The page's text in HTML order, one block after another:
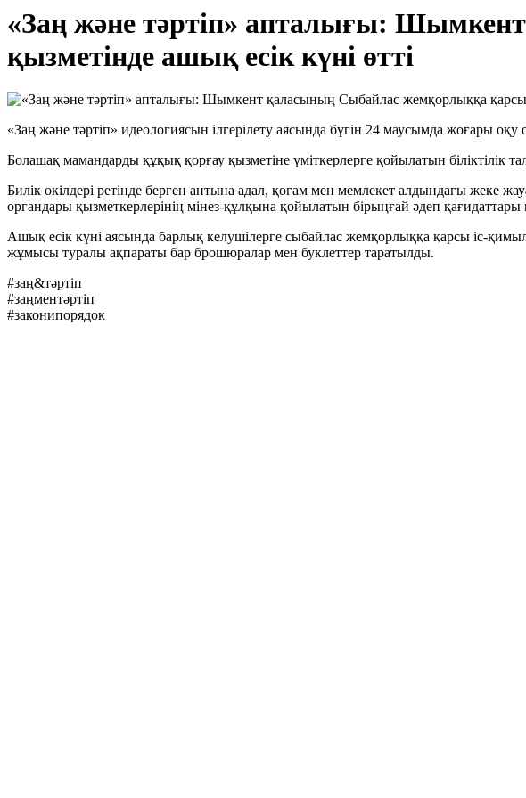
«Заң және тәртіп» апталығы:
қызметінде ашық есік күні өтті
«Заң және тәртіп» идеологиясын ілгерілету аясында бүгін 24 маусымда жоғары
Болашақ мамандарды құқық қорғау қызметіне үміткерлерге қойылатын біліктілік
Билік өкілдері ретінде берген антына адал, қоғам мен мемлекет алдындағы жеке
органдары қызметкерлерінің мінез-құлқына қойылатын бірыңғай әдеп
Ашық есік күні аясында барлық келушілерге сыбайлас жемқорлыққа қарсы іс-
жұмысы туралы ақпараты бар брошюралар мен буклеттер таратылды.
#заң&тәртіп
#заңментәртіп
#законипорядок